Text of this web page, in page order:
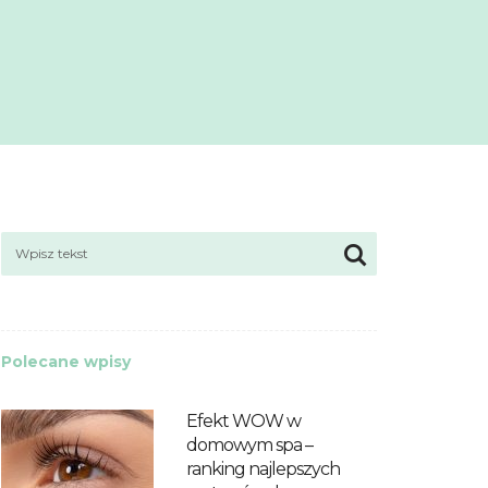
Polecane wpisy
Efekt WOW w
domowym spa –
ranking najlepszych